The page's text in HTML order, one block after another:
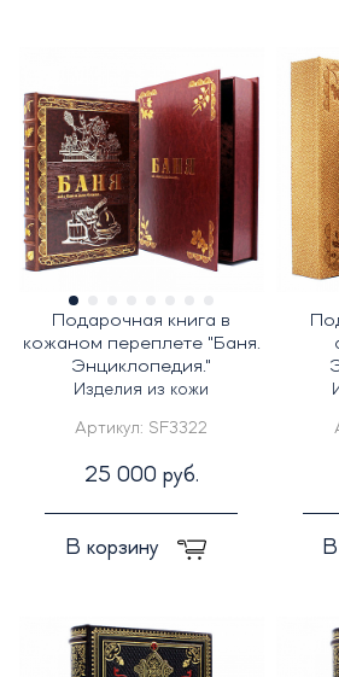
Подарочная книга в
кожаном переплете "Баня.
Энциклопедия."
Изделия из кожи
Артикул: SF3322
25 000 руб.
В корзину В